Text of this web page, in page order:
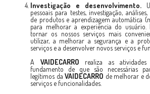
Investigação e desenvolvimento.
pessoais para testes, investigação,
de produtos e aprendizagem automática
para melhorar a experiência do usuário.
tornar os nossos serviços mais
utilizar, a melhorar a segurança e a
serviços e a desenvolver novos serviços e
A VAIDECARRO realiza as
fundamento de que são necessárias
legítimos daVAIDECARRO de melhorar e
serviços e funcionalidades.